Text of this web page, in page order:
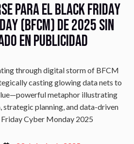
para el Black Friday
(BFCM) de 2025 sin
en publicidad